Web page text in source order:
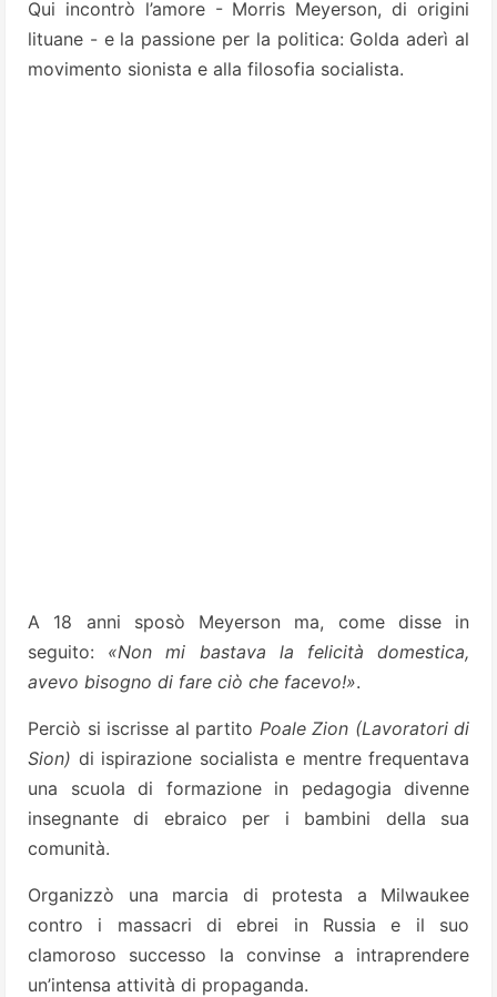
Qui incontrò l’amore - Morris Meyerson, di origini
lituane - e la passione per la politica: Golda aderì al
movimento sionista e alla filosofia socialista.
A 18 anni sposò Meyerson ma, come disse in
seguito: «Non mi bastava la felicità domestica,
avevo bisogno di fare ciò che facevo!».
Perciò si iscrisse al partito Poale Zion (Lavoratori di
Sion) di ispirazione socialista e mentre frequentava
una scuola di formazione in pedagogia divenne
insegnante di ebraico per i bambini della sua
comunità.
Organizzò una marcia di protesta a Milwaukee
contro i massacri di ebrei in Russia e il suo
clamoroso successo la convinse a intraprendere
un’intensa attività di propaganda.